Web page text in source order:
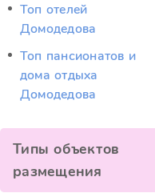
Топ отелей
Домодедова
Топ пансионатов и
дома отдыха
Домодедова
Типы объектов
размещения